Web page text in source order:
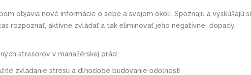
objavia nové informácie o sebe a svojom okolí. Spoznajú a vyskúšajú si
rozpoznať, aktívne zvládať a tak eliminovať jeho negatívne dopady.
stresorov v manažérskej práci
zvládanie stresu a dlhodobé budovanie odolnosti